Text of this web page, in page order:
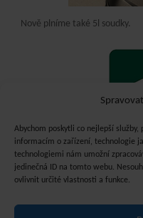
Abychom poskytli co nejlepší
informacím o zařízení, technologie
technologiemi nám umožní
jedinečná ID na tomto webu.
ovlivnit určité vlastnosti a funkce.
Nově plníme také 5l soudky.